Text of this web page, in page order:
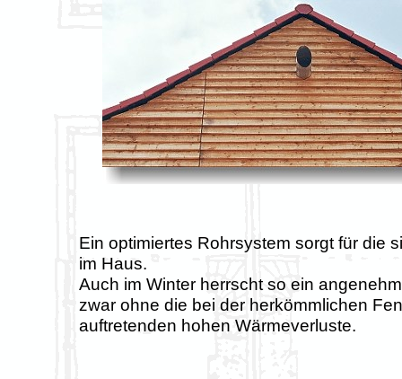
Ein optimiertes Rohrsystem sorgt für die
im Haus.
Auch im Winter herrscht so ein
zwar ohne die bei der herkömmlichen
auftretenden hohen Wärmeverluste.